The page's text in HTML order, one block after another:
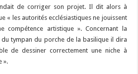
de corriger son projet. Il dit alors à
« les autorités ecclésiastiques ne jouissent
compétence artistique ». Concernant la
du tympan du porche de la basilique il dira
de dessiner correctement une niche à
».